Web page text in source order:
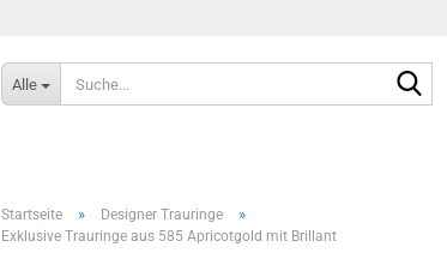
Alle
Startseite » Designer Trauringe »
Exklusive Trauringe aus 585 Apricotgold mit Brillant